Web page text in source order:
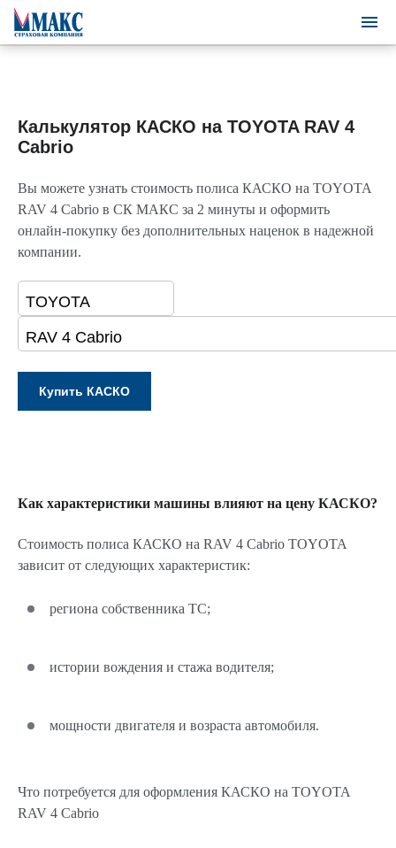
Калькулятор КАСКО на TOYOTA RAV 4
Cabrio
Вы можете узнать стоимость полиса КАСКО на TOYOTA
RAV 4 Cabrio в СК МАКС за 2 минуты и оформить
онлайн-покупку без дополнительных наценок в надежной
компании.
Как характеристики машины влияют на цену КАСКО?
Стоимость полиса КАСКО на RAV 4 Cabrio TOYOTA
зависит от следующих характеристик:
региона собственника ТС;
истории вождения и стажа водителя;
мощности двигателя и возраста автомобиля.
Что потребуется для оформления КАСКО на TOYOTA
RAV 4 Cabrio